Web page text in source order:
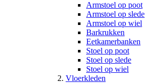
Armstoel op poot
Armstoel op slede
Armstoel op wiel
Barkrukken
Eetkamerbanken
Stoel op poot
Stoel op slede
Stoel op wiel
Vloerkleden